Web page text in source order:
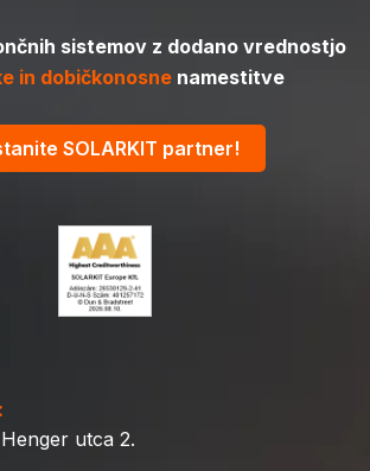
sistemov z dodano vrednostjo
in dobičkonosne namestitve
SOLARKIT partner!
utca 2.